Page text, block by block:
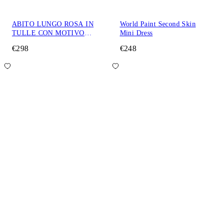
ABITO LUNGO ROSA IN
TULLE CON MOTIVO
€298
World Paint Second Skin
Mini Dress
€248